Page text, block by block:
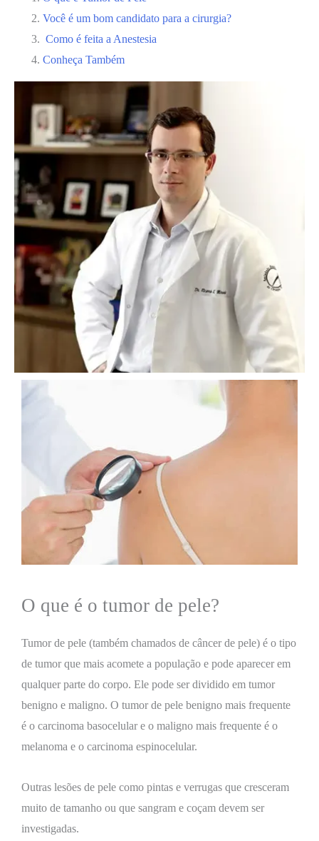
Você é um bom candidato para a cirurgia?
Como é feita a Anestesia
Conheça Também
O que é o tumor de pele?
Tumor de pele (também chamados de câncer de pele) é o tipo
de tumor que mais acomete a população e pode aparecer em
qualquer parte do corpo. Ele pode ser dividido em tumor
benigno e maligno. O tumor de pele benigno mais frequente
é o carcinoma basocelular e o maligno mais frequente é o
melanoma e o carcinoma espinocelular.
Outras lesões de pele como pintas e verrugas que cresceram
muito de tamanho ou que sangram e coçam devem ser
investigadas.